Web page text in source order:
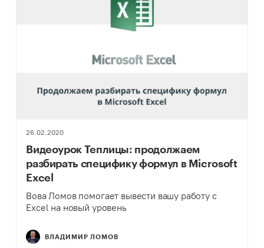
26.02.2020
Видеоурок Теплицы: продолжаем
разбирать специфику формул в Microsoft
Excel
Вова Ломов помогает вывести вашу работу с
Excel на новый уровень
ВЛАДИМИР ЛОМОВ